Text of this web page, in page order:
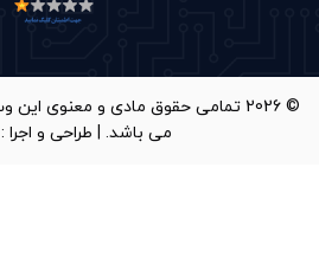
© 2026 تمامی حقوق مادی و معنوی این وب سایت برای
می باشد. | طراحی و اجرا :